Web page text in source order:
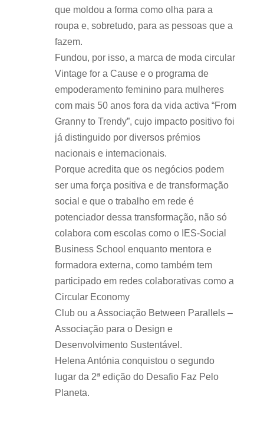
que moldou a forma como olha para a
roupa e, sobretudo, para as pessoas que a
fazem.
Fundou, por isso, a marca de moda circular
Vintage for a Cause e o programa de
empoderamento feminino para mulheres
com mais 50 anos fora da vida activa “From
Granny to Trendy”, cujo impacto positivo foi
já distinguido por diversos prémios
nacionais e internacionais.
Porque acredita que os negócios podem
ser uma força positiva e de transformação
social e que o trabalho em rede é
potenciador dessa transformação, não só
colabora com escolas como o IES-Social
Business School enquanto mentora e
formadora externa, como também tem
participado em redes colaborativas como a
Circular Economy
Club ou a Associação Between Parallels –
Associação para o Design e
Desenvolvimento Sustentável.
Helena Antónia conquistou o segundo
lugar da 2ª edição do Desafio Faz Pelo
Planeta.